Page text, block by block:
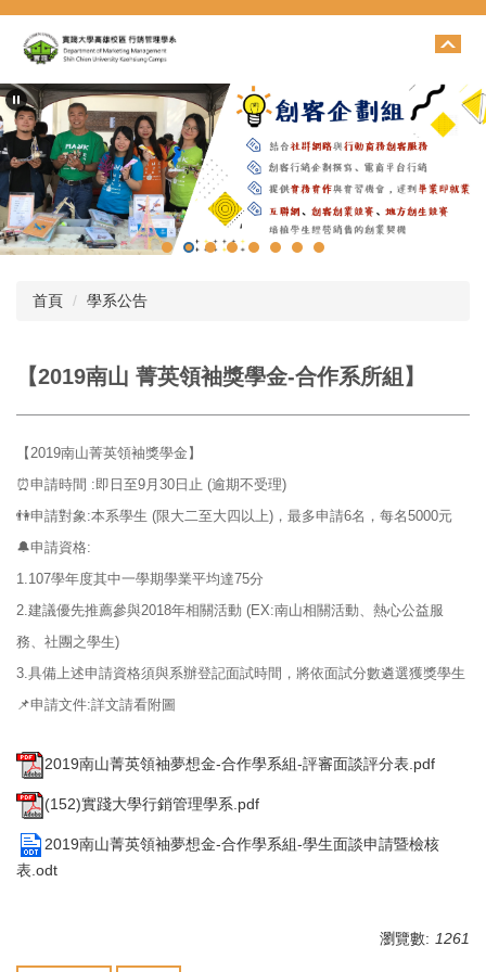
跳
要
內
容
首頁 學系公告
【2019南山 菁英領袖獎學金-合作系所組】
【2019南山菁英領袖獎學金】
⏰申請時間 :即日至9月30日止 (逾期不受理)
👫申請對象:本系學生 (限大二至大四以上)，最多申請6名，每名5000元
🔔申請資格:
1.107學年度其中一學期學業平均達75分
2. 建議優先推薦參與2018年相關活動 (EX:南山相關活動、熱心公益服
務、社團之學生)
3.具備上述申請資格須與系辦登記面試時間，將依面試分數遴選獲獎學生
📌申請文件:詳文請看附圖
2019南山菁英領袖夢想金-合作學系組-評審面談評分表.pdf
(152)實踐大學行銷管理學系.pdf
2019南山菁英領袖夢想金-合作學系組-學生面談申請暨檢核
表.odt
瀏覽數: 1261